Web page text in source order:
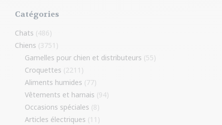
Catégories
Chats (486)
Chiens (3751)
Gamelles pour chien et distributeurs (55)
Croquettes (2211)
Aliments humides (77)
Vêtements et harnais (94)
Occasions spéciales (8)
Articles électriques (11)